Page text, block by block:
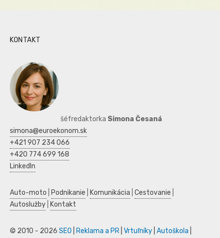
KONTAKT
šéfredaktorka Simona Česaná
simona@euroekonom.sk
+421 907 234 066
+420 774 699 168
LinkedIn
Auto-moto Podnikanie Komunikácia Cestovanie
Autoslužby
Kontakt
© 2010 - 2026 SEO Reklama a PR Vrtuľníky Autoškola